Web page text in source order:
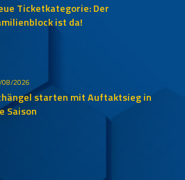
Ticketkategorie: Der
ist da!
2026
starten mit Auftaktsieg in
Saison